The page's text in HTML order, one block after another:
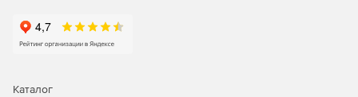
Каталог